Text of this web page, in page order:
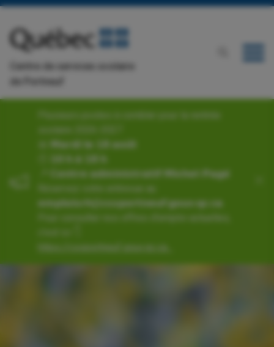
Centre de services scolaire
de Portneuf
📅 𝗠𝗮𝗿𝗱𝗶 𝗹𝗲 𝟭𝟴 𝗮𝗼𝘂̂𝘁
📍 𝗖𝗲𝗻𝘁𝗿𝗲 𝗮𝗱𝗺𝗶𝗻𝗶𝘀𝘁𝗿𝗮𝘁𝗶𝗳 𝗠𝗶𝗰𝗵𝗲𝗹-𝗣𝗮𝗴𝗲́
𝗲𝗺𝗽𝗹𝗼𝗶𝘀𝗿𝗵@𝗰𝘀𝘀𝗽𝗼𝗿𝘁𝗻𝗲𝘂𝗳.𝗴𝗼𝘂𝘃.𝗾𝗰.𝗰𝗮.
https://cssportneuf.gouv.qc.ca...